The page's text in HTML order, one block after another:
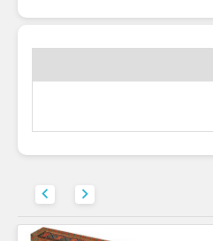
 